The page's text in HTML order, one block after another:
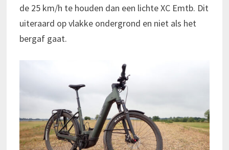
de 25 km/h te houden dan een lichte XC Emtb. Dit
uiteraard op vlakke ondergrond en niet als het
bergaf gaat.